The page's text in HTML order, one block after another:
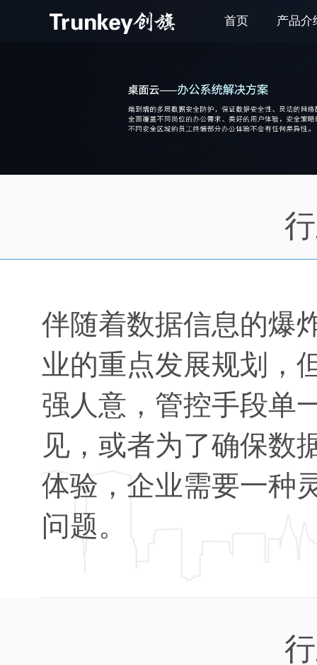
首页 产品介
伴随着数据信息的爆
业的重点发展规划，
强人意，管控手段单
见，或者为了确保数
体验，企业需要一种
问题。